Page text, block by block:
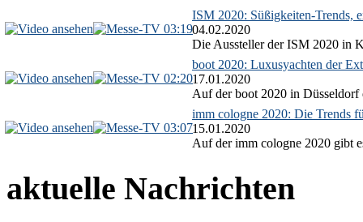
03:19
ISM 2020: Süßigkeiten-Trends,
04.02.2020
Die Aussteller der ISM 2020 in
02:20
boot 2020: Luxusyachten der
17.01.2020
Auf der boot 2020 in Düsseldorf
03:07
imm cologne 2020: Die Trends
15.01.2020
Auf der imm cologne 2020 gibt
aktuelle Nachrichten